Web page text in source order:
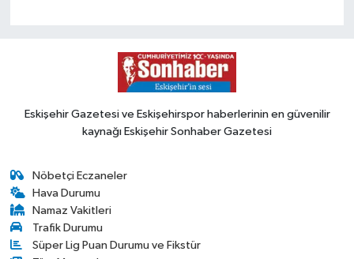
Eskişehir Gazetesi ve Eskişehirspor haberlerinin en güvenilir
kaynağı Eskişehir Sonhaber Gazetesi
Nöbetçi Eczaneler
Hava Durumu
Namaz Vakitleri
Trafik Durumu
Süper Lig Puan Durumu ve Fikstür